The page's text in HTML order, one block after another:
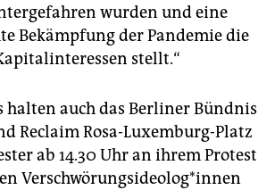
wurden und eine
Bekämpfung der Pandemie die
stellt.“
halten auch das Berliner Bündnis
Reclaim Rosa-Luxemburg-Platz
ab 14.30 Uhr an ihrem Protest
Verschwörungsideolog*innen